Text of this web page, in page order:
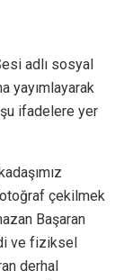
adlı sosyal
yayımlayarak
ifadelere yer
çekilmek
Başaran
ve fiziksel
derhal